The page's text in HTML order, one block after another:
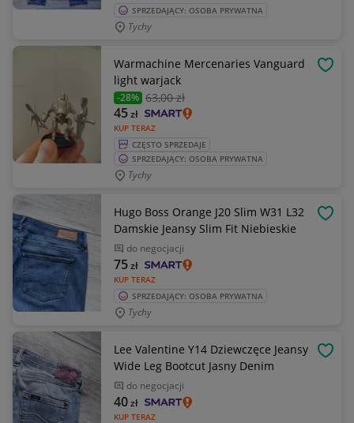
SPRZEDAJĄCY: OSOBA PRYWATNA
Tychy
Warmachine Mercenaries Vanguard
light warjack
-28% 63,00 zł
KUP TERAZ
45zł
CZĘSTO SPRZEDAJE
SPRZEDAJĄCY: OSOBA PRYWATNA
Tychy
Hugo Boss Orange J20 Slim W31 L32
Damskie Jeansy Slim Fit Niebieskie
do negocjacji
KUP TERAZ
75zł
SPRZEDAJĄCY: OSOBA PRYWATNA
Tychy
Lee Valentine Y14 Dziewczęce Jeansy
Wide Leg Bootcut Jasny Denim
do negocjacji
KUP TERAZ
40zł